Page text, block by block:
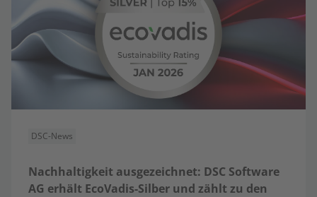
DSC-News
Nachhaltigkeit ausgezeichnet: DSC Software
AG erhält EcoVadis-Silber und zählt zu den